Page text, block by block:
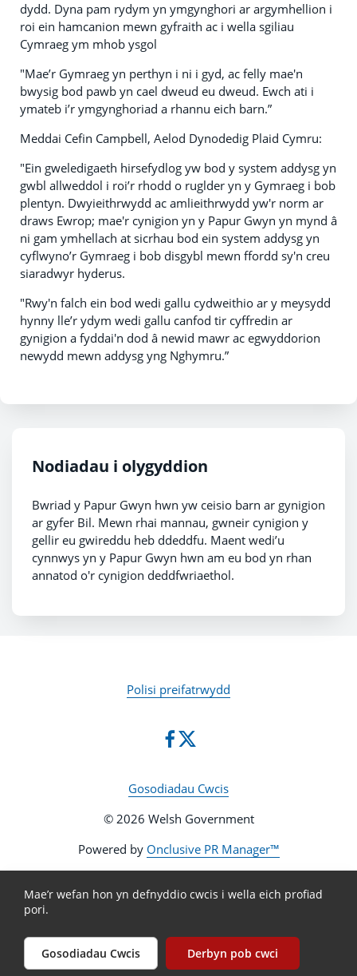
dydd. Dyna pam rydym yn ymgynghori ar argymhellion i
roi ein hamcanion mewn gyfraith ac i wella sgiliau
Cymraeg ym mhob ysgol
"Mae’r Gymraeg yn perthyn i ni i gyd, ac felly mae'n
bwysig bod pawb yn cael dweud eu dweud. Ewch ati i
ymateb i’r ymgynghoriad a rhannu eich barn.”
Meddai Cefin Campbell, Aelod Dynodedig Plaid Cymru:
"Ein gweledigaeth hirsefydlog yw bod y system addysg yn
gwbl allweddol i roi’r rhodd o ruglder yn y Gymraeg i bob
plentyn. Dwyieithrwydd ac amlieithrwydd yw'r norm ar
draws Ewrop; mae'r cynigion yn y Papur Gwyn yn mynd â
ni gam ymhellach at sicrhau bod ein system addysg yn
cyflwyno’r Gymraeg i bob disgybl mewn ffordd sy'n creu
siaradwyr hyderus.
"Rwy'n falch ein bod wedi gallu cydweithio ar y meysydd
hynny lle’r ydym wedi gallu canfod tir cyffredin ar
gynigion a fyddai'n dod â newid mawr ac egwyddorion
newydd mewn addysg yng Nghymru.”
Nodiadau i olygyddion
Bwriad y Papur Gwyn hwn yw ceisio barn ar gynigion
ar gyfer Bil. Mewn rhai mannau, gwneir cynigion y
gellir eu gwireddu heb ddeddfu. Maent wedi’u
cynnwys yn y Papur Gwyn hwn am eu bod yn rhan
annatod o'r cynigion deddfwriaethol.
Polisi preifatrwydd
Gosodiadau Cwcis
© 2026 Welsh Government
Powered by Onclusive PR Manager™
Mae’r wefan hon yn defnyddio cwcis i wella eich profiad
pori.
Gosodiadau Cwcis Derbyn pob cwci